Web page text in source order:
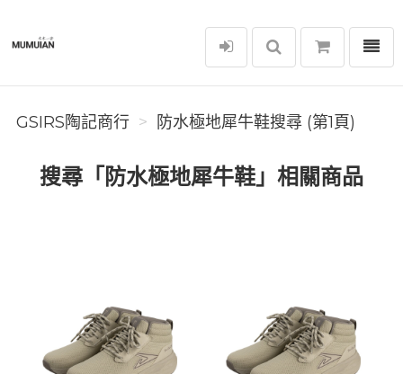
GSIRS陶記商行
選單
GSIRS陶記商行 防水極地犀牛鞋搜尋 (第1頁)
搜尋「防水極地犀牛鞋」相關商品